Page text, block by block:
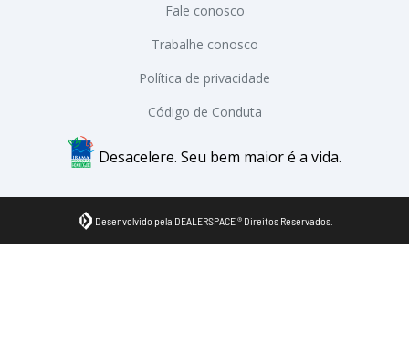
Fale conosco
Trabalhe conosco
Política de privacidade
Código de Conduta
Desacelere. Seu bem maior é a vida.
Desenvolvido pela DEALERSPACE ® Direitos Reservados.